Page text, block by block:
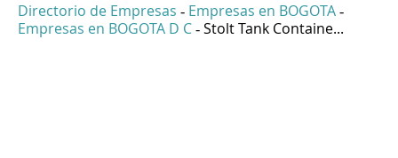
Directorio de Empresas - Empresas en BOGOTA -
Empresas en BOGOTA D C - Stolt Tank Containe...